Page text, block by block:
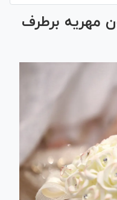
مهریه برطرف